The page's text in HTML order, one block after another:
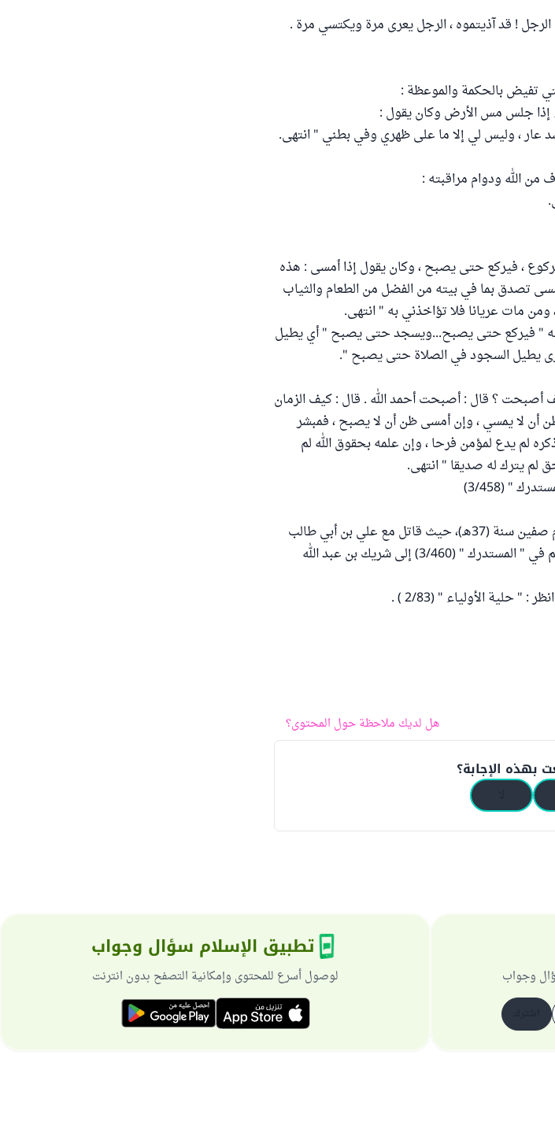
! قد آذيتموه ، الرجل يعرى مرة ويكتسي مرة .
تفيض بالحكمة والموعظة :
إذا جلس مس الأرض وكان يقول :
عار ، وليس لي إلا ما على ظهري وفي بطني " انتهى.
الله ودوام مراقبته :
، فيركع حتى يصبح ، وكان يقول إذا أمسى : هذه
تصدق بما في بيته من الفضل من الطعام والثياب
مات عريانا فلا تؤاخذني به " انتهى.
في " حلية الأولياء " (2/87) وقوله " فيركع حتى يصبح...ويسجد حتى يصبح " أي يطيل
يطيل السجود في الصلاة حتى يصبح ".
أصبحت ؟ قال : أصبحت أحمد الله . قال : كيف الزمان
لا يمسي ، وإن أمسى ظن أن لا يصبح ، فمبشر
لم يدع لمؤمن فرحا ، وإن علمه بحقوق الله لم
لم يترك له صديقا " انتهى.
وأكثر أهل العلم يذهبون إلى أن وفاته كانت يوم صفين سنة (37هـ)، حيث قاتل مع علي بن أبي طالب
رضي الله عنه واستشهد هناك ، أسند ذلك الحاكم في " المستدرك " (3/460) إلى شريك بن عبد الله
حلية الأولياء " (2/83 ) .
هل لديك ملاحظة حول المحتوى؟
بهذه الإجابة؟
وجواب
تطبيق الإسلام سؤال وجواب
لوصول أسرع للمحتوى وإمكانية التصفح بدون انترنت